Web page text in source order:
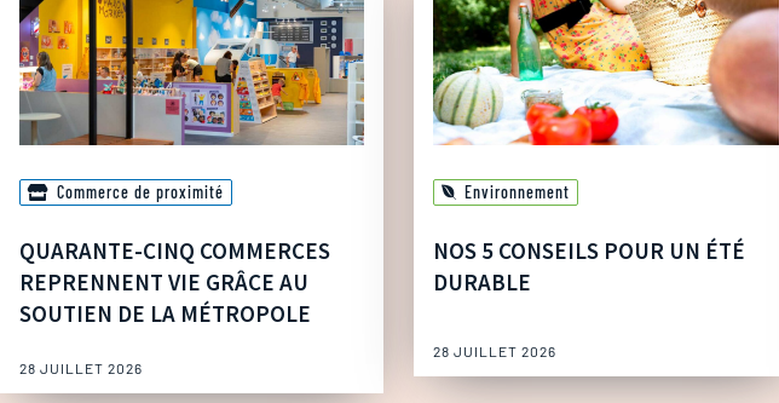
Commerce de proximité
QUARANTE-CINQ COMMERCES
REPRENNENT VIE GRÂCE AU
SOUTIEN DE LA MÉTROPOLE
28 JUILLET 2026
Environnement
NOS 5 CONSEILS POUR UN ÉTÉ
DURABLE
28 JUILLET 2026